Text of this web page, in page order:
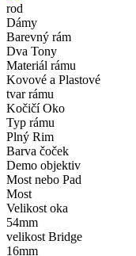
rod
Dámy
Barevný rám
Dva Tony
Materiál rámu
Kovové a Plastové
tvar rámu
Kočičí Oko
Typ rámu
Plný Rim
Barva čoček
Demo objektiv
Most nebo Pad
Most
Velikost oka
54mm
velikost Bridge
16mm